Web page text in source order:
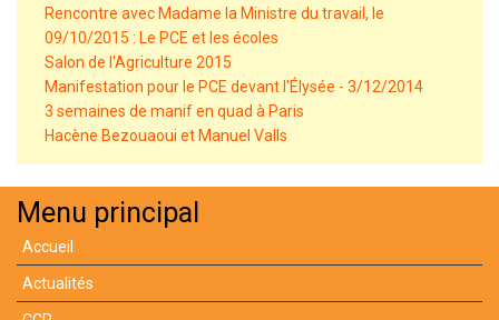
Rencontre avec Madame la Ministre du travail, le
09/10/2015 : Le PCE et les écoles
Salon de l'Agriculture 2015
Manifestation pour le PCE devant l'Élysée - 3/12/2014
3 semaines de manif en quad à Paris
Hacène Bezouaoui et Manuel Valls
Menu principal
Accueil
Actualités